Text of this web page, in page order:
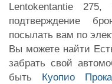
Lentokentantie
подтверждение
посылать вам по
Вы можете найти
забрать свой
быть Куопио